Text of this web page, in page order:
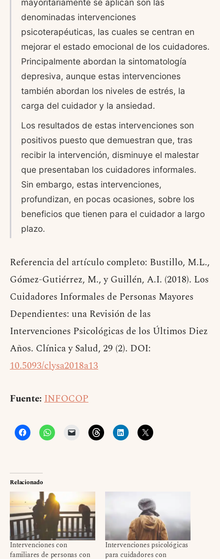
mayoritariamente se aplican son las
denominadas intervenciones
psicoterapéuticas, las cuales se centran en
mejorar el estado emocional de los cuidadores.
Principalmente abordan la sintomatología
depresiva, aunque estas intervenciones
también abordan los niveles de estrés, la
carga del cuidador y la ansiedad.
Los resultados de estas intervenciones son
positivos puesto que demuestran que, tras
recibir la intervención, disminuye el malestar
que presentaban los cuidadores informales.
Sin embargo, estas intervenciones,
profundizan, en pocas ocasiones, sobre los
beneficios que tienen para el cuidador a largo
plazo.
Referencia del artículo completo: Bustillo, M.L.,
Gómez-Gutiérrez, M., y Guillén, A.I. (2018). Los
Cuidadores Informales de Personas Mayores
Dependientes: una Revisión de las
Intervenciones Psicológicas de los Últimos Diez
Años. Clínica y Salud, 29 (2). DOI:
10.5093/clysa2018a13
Fuente: INFOCOP
Relacionado
Intervenciones con
familiares de personas con
Intervenciones psicológicas
para cuidadores con